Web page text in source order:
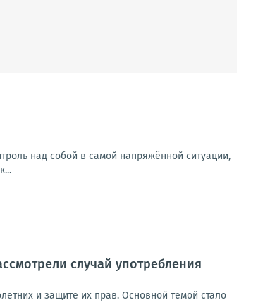
над собой в самой напряжённой ситуации,
случай употребления
и защите их прав. Основной темой стало